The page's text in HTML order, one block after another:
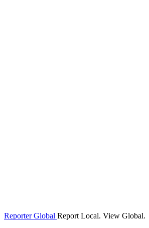
Reporter Global Report Local. View Global.